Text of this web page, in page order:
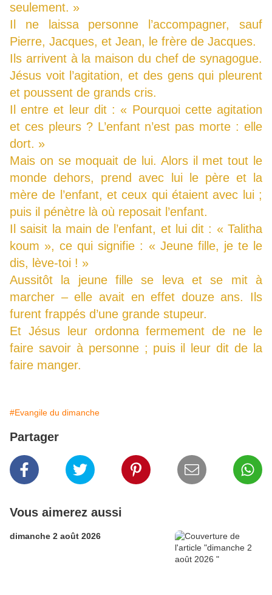
seulement. »
Il ne laissa personne l’accompagner, sauf
Pierre, Jacques, et Jean, le frère de Jacques.
Ils arrivent à la maison du chef de synagogue.
Jésus voit l’agitation, et des gens qui pleurent
et poussent de grands cris.
Il entre et leur dit : « Pourquoi cette agitation
et ces pleurs ? L’enfant n’est pas morte : elle
dort. »
Mais on se moquait de lui. Alors il met tout le
monde dehors, prend avec lui le père et la
mère de l’enfant, et ceux qui étaient avec lui ;
puis il pénètre là où reposait l’enfant.
Il saisit la main de l’enfant, et lui dit : « Talitha
koum », ce qui signifie : « Jeune fille, je te le
dis, lève-toi ! »
Aussitôt la jeune fille se leva et se mit à
marcher – elle avait en effet douze ans. Ils
furent frappés d’une grande stupeur.
Et Jésus leur ordonna fermement de ne le
faire savoir à personne ; puis il leur dit de la
faire manger.
#Evangile du dimanche
Partager
Vous aimerez aussi
dimanche 2 août 2026